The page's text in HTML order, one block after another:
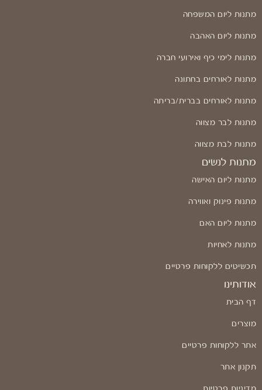
מתנות ליום המשפחה
מתנות ליום האהבה
מתנות לימי כיף ואירועי חברה
מתנות לאורחים בחתונה
מתנות לאורחים בברית/בריתה
מתנות לבר מצווה
מתנות לבת מצווה
מתנות לנשים
מתנות ליום האישה
מתנות פינוק ואווירה
מתנות ליום האם
מתנות לאחיות
תכשיטים ללקוחות פרטיים
אודותינו
דף הבית
מוצרים
אתר ללקוחות פרטיים
תקנון אתר